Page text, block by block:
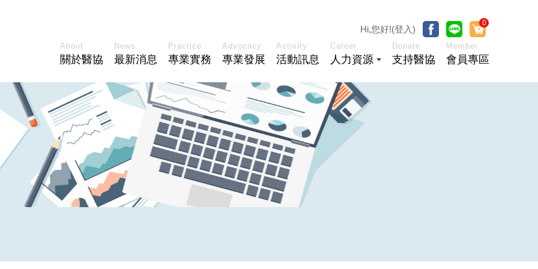
About
關於醫協
News
最新消息
Practice
專業實務
Advocacy
專業發展
Activity
活動訊息
Career
人力資源
Donate
支持醫協
Member
會員專區
Hi,您好!(登入)
0